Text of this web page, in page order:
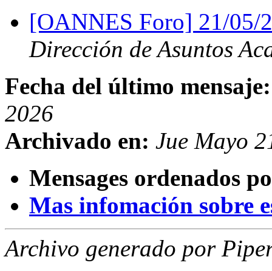
[OANNES Foro] 21/
Dirección de Asuntos
Fecha del último mensaje:
2026
Archivado en: Jue Mayo
Mensages ordenados
Mas infomación sobre
Archivo generado por